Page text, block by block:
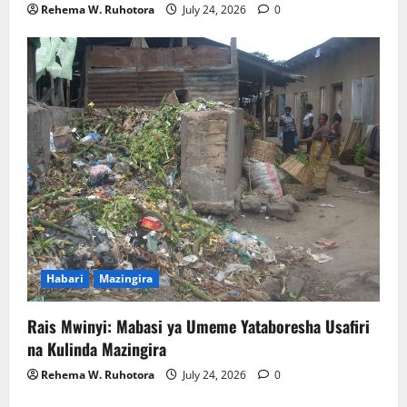
Rehema W. Ruhotora July 24, 2026 0
Habari Mazingira
Rais Mwinyi: Mabasi ya Umeme Yataboresha Usafiri
na Kulinda Mazingira
Rehema W. Ruhotora July 24, 2026 0